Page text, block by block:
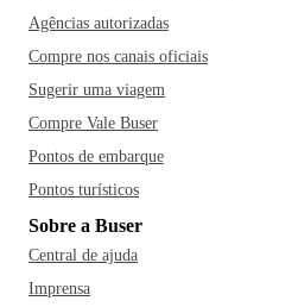
Agências autorizadas
Compre nos canais oficiais
Sugerir uma viagem
Compre Vale Buser
Pontos de embarque
Pontos turísticos
Sobre a Buser
Central de ajuda
Imprensa